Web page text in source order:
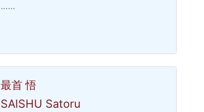
……
最首 悟
SAISHU Satoru